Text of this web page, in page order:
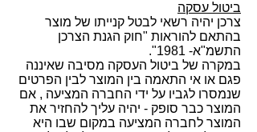
ביטול עסקה
צרכן יהיה רשאי לבטל קנייתו של מוצר
בהתאם להוראות "חוק הגנת הצרכן
התשמ"א- 1981".
במקרה של ביטול העסקה מסיבה שאיננה
פגם או אי התאמה בין המוצר לבין הפרטים
שנמסרו לגביו על ידי החברה המציעה , אם
המוצר כבר סופק - יהיה עליך להחזיר את
המוצר לחברה המציעה במקום שבו היא